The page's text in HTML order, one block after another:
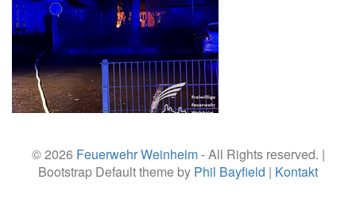
© 2026 Feuerwehr Weinheim- All Rights reserved. |
Bootstrap Default theme by Phil Bayfield | Kontakt